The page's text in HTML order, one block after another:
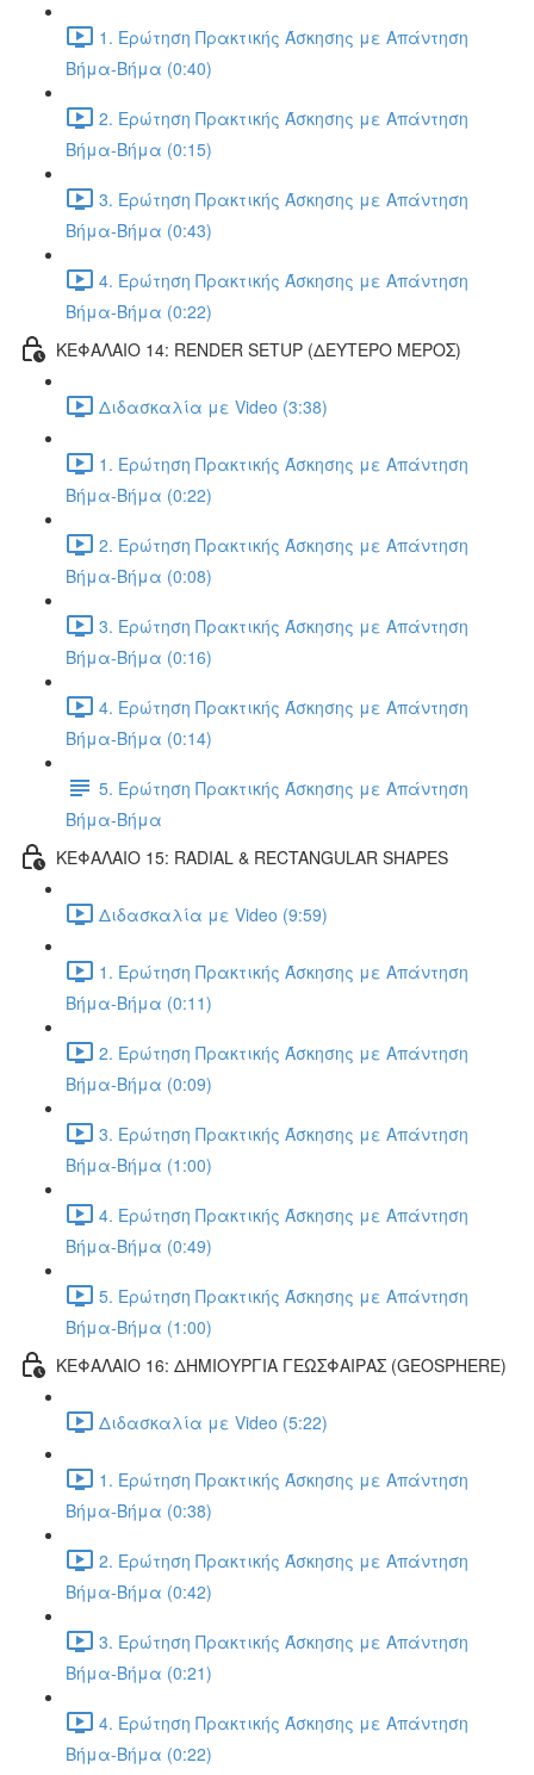
1. Ερώτηση Πρακτικής Άσκησης με Απάντηση
Βήμα-Βήμα (0:40)
2. Ερώτηση Πρακτικής Άσκησης με Απάντηση
Βήμα-Βήμα (0:15)
3. Ερώτηση Πρακτικής Άσκησης με Απάντηση
Βήμα-Βήμα (0:43)
4. Ερώτηση Πρακτικής Άσκησης με Απάντηση
Βήμα-Βήμα (0:22)
ΚΕΦΑΛΑΙΟ 14: RENDER SETUP (ΔΕΥΤΕΡΟ ΜΕΡΟΣ)
Διδασκαλία με Video (3:38)
1. Ερώτηση Πρακτικής Άσκησης με Απάντηση
Βήμα-Βήμα (0:22)
2. Ερώτηση Πρακτικής Άσκησης με Απάντηση
Βήμα-Βήμα (0:08)
3. Ερώτηση Πρακτικής Άσκησης με Απάντηση
Βήμα-Βήμα (0:16)
4. Ερώτηση Πρακτικής Άσκησης με Απάντηση
Βήμα-Βήμα (0:14)
5. Ερώτηση Πρακτικής Άσκησης με Απάντηση
Βήμα-Βήμα
ΚΕΦΑΛΑΙΟ 15: RADIAL & RECTANGULAR SHAPES
Διδασκαλία με Video (9:59)
1. Ερώτηση Πρακτικής Άσκησης με Απάντηση
Βήμα-Βήμα (0:11)
2. Ερώτηση Πρακτικής Άσκησης με Απάντηση
Βήμα-Βήμα (0:09)
3. Ερώτηση Πρακτικής Άσκησης με Απάντηση
Βήμα-Βήμα (1:00)
4. Ερώτηση Πρακτικής Άσκησης με Απάντηση
Βήμα-Βήμα (0:49)
5. Ερώτηση Πρακτικής Άσκησης με Απάντηση
Βήμα-Βήμα (1:00)
ΚΕΦΑΛΑΙΟ 16: ΔΗΜΙΟΥΡΓΙΑ ΓΕΩΣΦΑΙΡΑΣ (GEOSPHERE)
Διδασκαλία με Video (5:22)
1. Ερώτηση Πρακτικής Άσκησης με Απάντηση
Βήμα-Βήμα (0:38)
2. Ερώτηση Πρακτικής Άσκησης με Απάντηση
Βήμα-Βήμα (0:42)
3. Ερώτηση Πρακτικής Άσκησης με Απάντηση
Βήμα-Βήμα (0:21)
4. Ερώτηση Πρακτικής Άσκησης με Απάντηση
Βήμα-Βήμα (0:22)